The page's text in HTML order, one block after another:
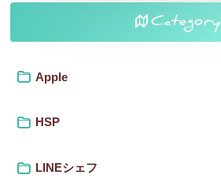
Category
Apple
HSP
LINEシェフ